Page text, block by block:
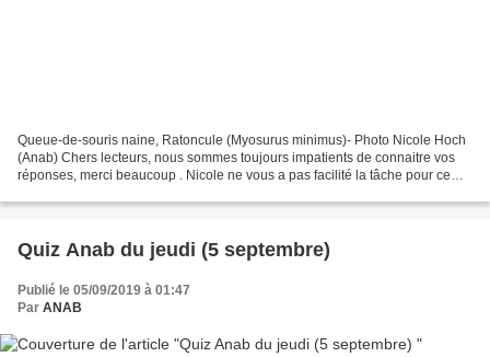
Queue-de-souris naine, Ratoncule (Myosurus minimus)- Photo Nicole Hoch
(Anab) Chers lecteurs, nous sommes toujours impatients de connaitre vos
réponses, merci beaucoup . Nicole ne vous a pas facilité la tâche pour ce
Quiz Anab du jeudi (5 septembre)
Publié le 05/09/2019 à 01:47
Par ANAB